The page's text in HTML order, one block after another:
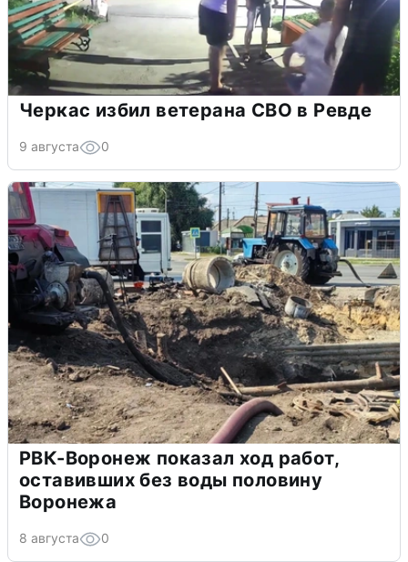
Черкас избил ветерана СВО в Ревде
9 августа 0
РВК-Воронеж показал ход работ,
оставивших без воды половину
Воронежа
8 августа 0